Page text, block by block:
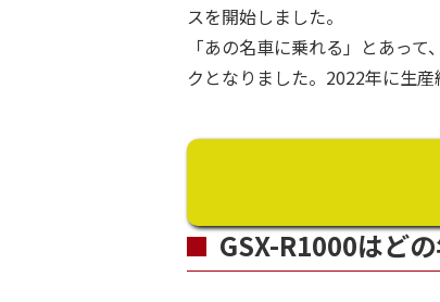
スを開始しました。
「あの名車に乗れる」とあっ
クとなりました。2022年に生
GSX-R1000はど